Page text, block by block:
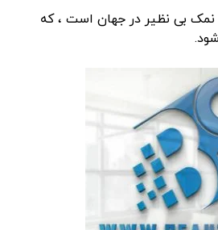
نمک بی نظیر در جهان است ، که